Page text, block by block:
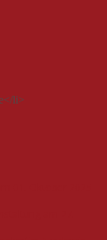
li>